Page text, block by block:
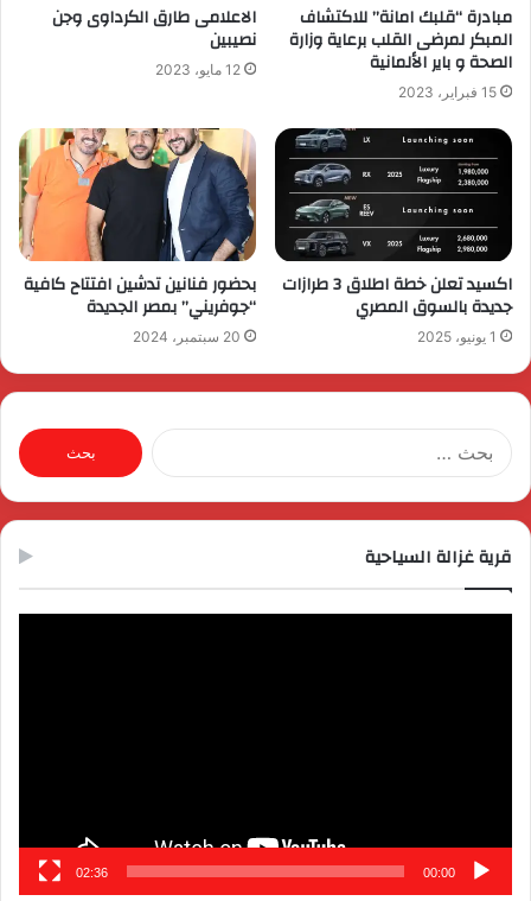
مبادرة “قلبك امانة” للاكتشاف
المبكر لمرضى القلب برعاية وزارة
الصحة و باير الألمانية
15 فبراير، 2023
الاعلامى طارق الكرداوى وجن
نصيبين
12 مايو، 2023
اكسيد تعلن خطة اطلاق 3 طرازات
جديدة بالسوق المصري
1 يونيو، 2025
بحضور فنانين تدشين افتتاح كافية
“جوفريني” بمصر الجديدة
20 سبتمبر، 2024
البحث
عن:
قرية غزالة السياحية
00:00
02:36